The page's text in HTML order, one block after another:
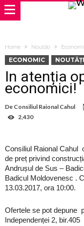
Home Noutăți
ECONOMIC NOUTĂȚI
În atenția
economici!
De Consiliul Raional Cahul
2,430
Consiliul Raional Cahul
de preț privind
Andrușul de Sus –
Badicul Moldovenesc .
13.03.2017, ora 10:00.
Ofertele se pot depune
Independenței 2, bir.405